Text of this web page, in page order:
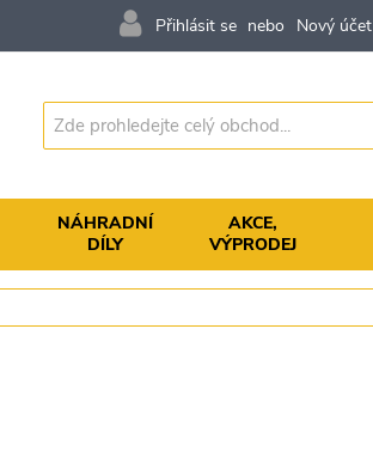
Přihlásit se Nový účet
Vyhledávání
NÁHRADNÍ
DÍLY
AKCE,
VÝPRODEJ